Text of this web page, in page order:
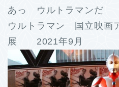
あっ ウルトラマンだ
ウルトラマン 国立映画
展 2021年9月